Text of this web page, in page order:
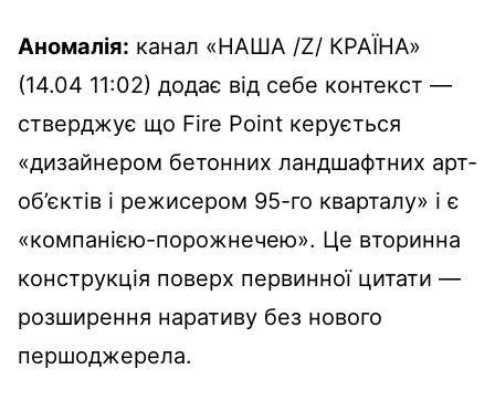
Аномалія: канал «НАША /Z/ КРАЇНА»
(14.04 11:02) додає від себе контекст —
стверджує що Fire Point керується
«дизайнером бетонних ландшафтних арт-
об’єктів і режисером 95-го кварталу» і є
«компанією-порожнечею». Це вторинна
конструкція поверх первинної цитати —
розширення наративу без нового
першоджерела.